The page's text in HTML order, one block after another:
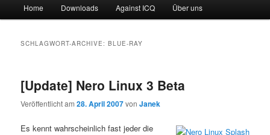
Zum
Zum
wechseln
Home Downloads Against ICQ Über uns
SCHLAGWORT-ARCHIVE:BLUE-RAY
[Update] Nero Linux 3 Beta
Veröffentlicht am28. April 2007vonJanek
Es kennt wahrscheinlich fast jeder die